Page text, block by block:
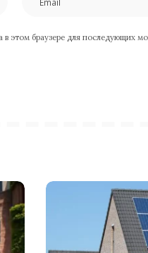
в этом браузере для последующих